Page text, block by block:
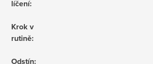
líčení:
Krok v
rutině:
Odstín: